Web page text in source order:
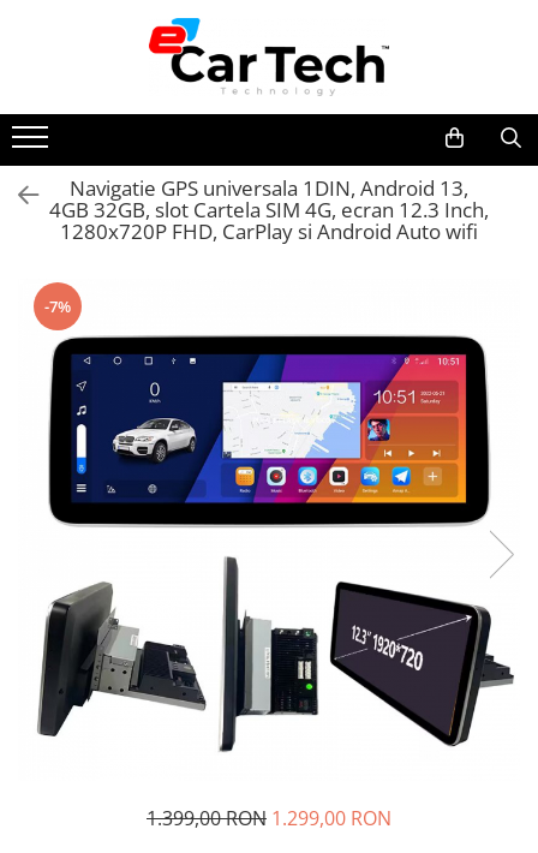
Summer sale
Navigatie dedicata
Navigatii Volkswagen
Navigatii Skoda
Navigatii Seat
Navigatii Ford
Navigatii Opel
Navigatii Hyundai
Navigatii Toyota
Navigatii Dacia
Navigatii BMW
Navigatii Mercedes
Navigatii Fiat
Navigatii Nissan
Navigatii Mitsubishi
Navigatie GPS universala 1DIN, Android 13,
4GB 32GB, slot Cartela SIM 4G, ecran 12.3 Inch,
1280x720P FHD, CarPlay si Android Auto wifi
-7%
1.399,00 RON 1.299,00 RON